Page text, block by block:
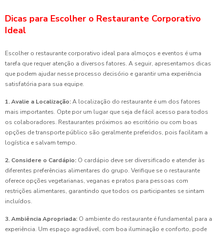
Dicas para Escolher o Restaurante Corporativo
Ideal
Escolher o restaurante corporativo ideal para almoços e eventos é uma
tarefa que requer atenção a diversos fatores. A seguir, apresentamos dicas
que podem ajudar nesse processo decisório e garantir uma experiência
satisfatória para sua equipe.
1. Avalie a Localização:A localização do restaurante é um dos fatores
mais importantes. Opte por um lugar que seja de fácil acesso para todos
os colaboradores. Restaurantes próximos ao escritório ou com boas
opções de transporte público são geralmente preferidos, pois facilitam a
logística e salvam tempo.
2. Considere o Cardápio: O cardápio deve ser diversificado e atender às
diferentes preferências alimentares do grupo. Verifique se o restaurante
oferece opções vegetarianas, veganas e pratos para pessoas com
restrições alimentares, garantindo que todos os participantes se sintam
incluídos.
3. Ambiência Apropriada: O ambiente do restaurante é fundamental para a
experiência. Um espaço agradável, com boa iluminação e conforto, pode